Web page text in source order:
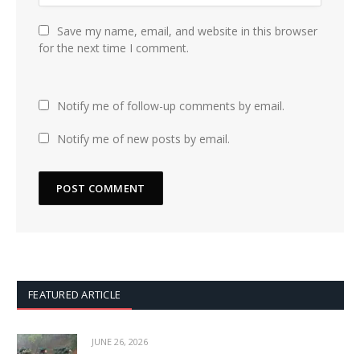
Save my name, email, and website in this browser
for the next time I comment.
Notify me of follow-up comments by email.
Notify me of new posts by email.
FEATURED ARTICLE
JUNE 26, 2026